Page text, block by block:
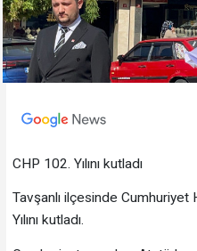
CHP 102. Yılını kutladı
Tavşanlı ilçesinde
Yılını kutladı.